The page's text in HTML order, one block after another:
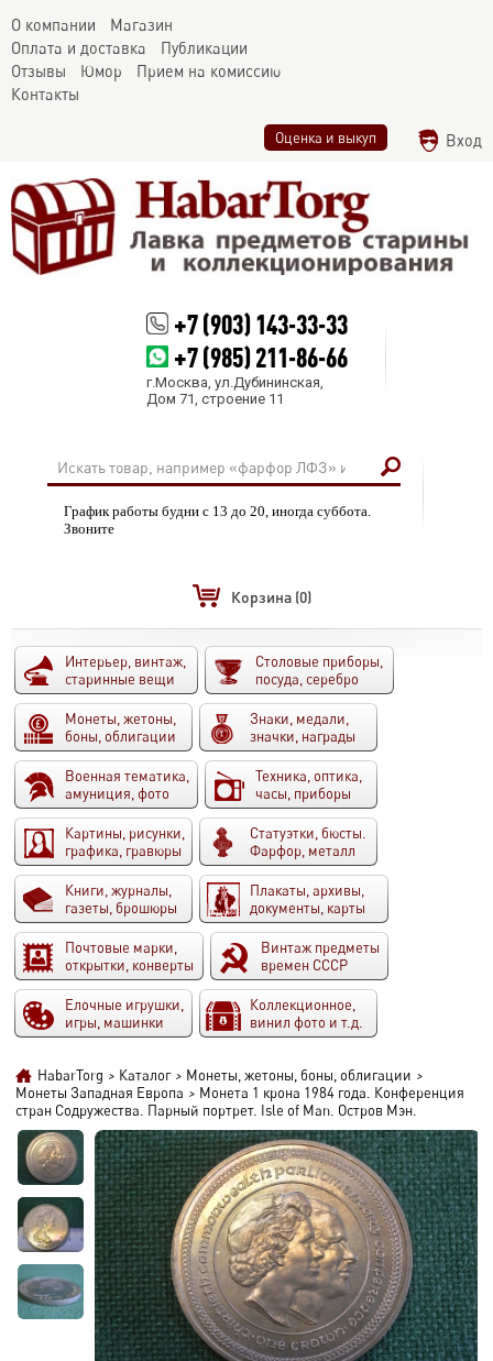
О компании
Магазин
Оплата и доставка
Публикации
Отзывы
Юмор
Прием на комиссию
Контакты
Оценка и выкуп Вход
+7 (903) 143-33-33
+7 (985) 211-86-66
г.Москва, ул.Дубининская,
Дом 71, строение 11
График работы будни с 13 до 20, иногда суббота.
Звоните
Корзина (0)
Интерьер, винтаж,
старинные вещи
Столовые приборы,
посуда, серебро
Монеты, жетоны,
боны, облигации
Знаки, медали,
значки, награды
Военная тематика,
амуниция, фото
Техника, оптика,
часы, приборы
Картины, рисунки,
графика, гравюры
Статуэтки, бюсты.
Фарфор, металл
Книги, журналы,
газеты, брошюры
Плакаты, архивы,
документы, карты
Почтовые марки,
открытки, конверты
Винтаж предметы
времен СССР
Елочные игрушки,
игры, машинки
Коллекционное,
винил фото и т.д.
HabarTorg > Каталог > Монеты, жетоны, боны, облигации >
Монеты Западная Европа > Монета 1 крона 1984 года. Конференция
стран Содружества. Парный портрет. Isle of Man. Остров Мэн.